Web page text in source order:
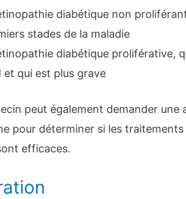
diabétique non
stades de la maladie
diabétique proliférative,
et qui est plus grave
peut également demander une
pour déterminer si les
efficaces.